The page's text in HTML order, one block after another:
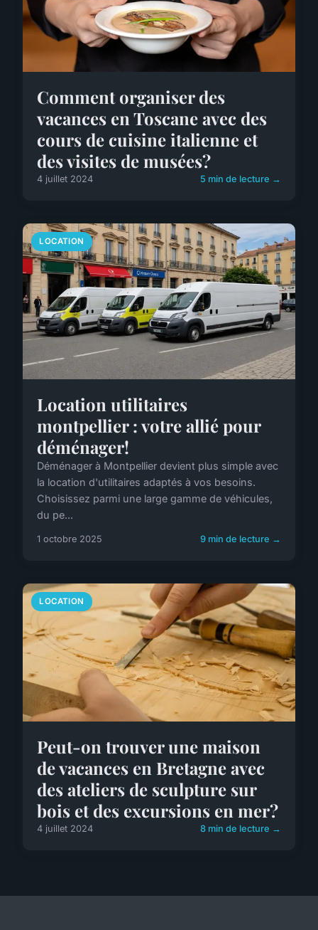
Comment organiser des
vacances en Toscane avec des
cours de cuisine italienne et
des visites de musées?
4 juillet 2024 5 min de lecture →
LOCATION
Location utilitaires
montpellier : votre allié pour
déménager!
Déménager à Montpellier devient plus simple avec
la location d'utilitaires adaptés à vos besoins.
Choisissez parmi une large gamme de véhicules,
du pe...
1 octobre 2025 9 min de lecture →
LOCATION
Peut-on trouver une maison
de vacances en Bretagne avec
des ateliers de sculpture sur
bois et des excursions en mer?
4 juillet 2024 8 min de lecture →